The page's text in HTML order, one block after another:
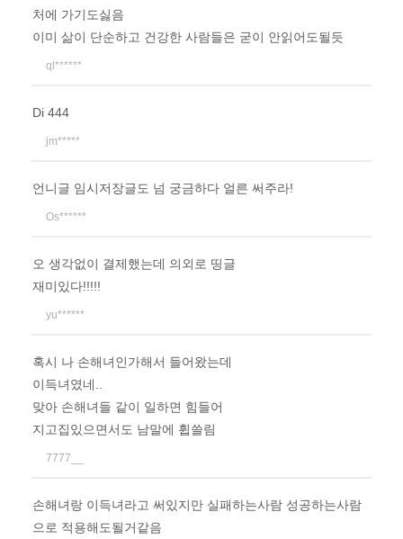
처에 가기도싫음
이미 삶이 단순하고 건강한 사람들은 굳이 안읽어도될듯
ql******
Di 444
jm*****
언니글 임시저장글도 넘 궁금하다 얼른 써주라!
Os******
오 생각없이 결제했는데 의외로 띵글
재미있다!!!!!
yu******
혹시 나 손해녀인가해서 들어왔는데
이득녀였네..
맞아 손해녀들 같이 일하면 힘들어
지고집있으면서도 남말에 휩쓸림
7777__
손해녀랑 이득녀라고 써있지만 실패하는사람 성공하는사람
으로 적용해도될거같음